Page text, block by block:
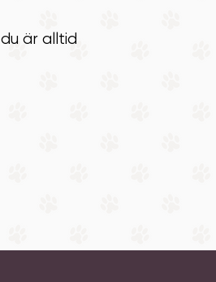
är alltid